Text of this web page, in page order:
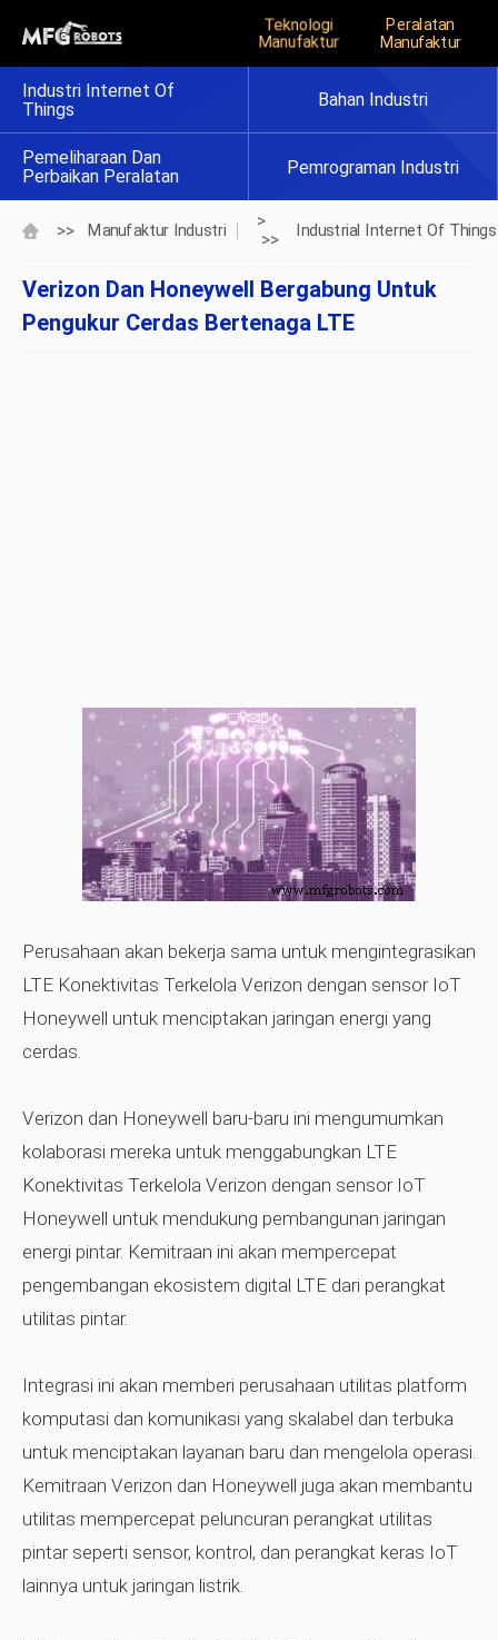
Teknologi
Manufaktur
Peralatan
Manufaktur
Industri Internet Of
Things
Bahan Industri
Pemeliharaan Dan
Perbaikan Peralatan
Pemrograman Industri
>> Manufaktur Industri
>
>>
Industrial Internet Of Things
Verizon Dan Honeywell Bergabung Untuk
Pengukur Cerdas Bertenaga LTE
Perusahaan akan bekerja sama untuk mengintegrasikan
LTE Konektivitas Terkelola Verizon dengan sensor IoT
Honeywell untuk menciptakan jaringan energi yang
cerdas.
Verizon dan Honeywell baru-baru ini mengumumkan
kolaborasi mereka untuk menggabungkan LTE
Konektivitas Terkelola Verizon dengan sensor IoT
Honeywell untuk mendukung pembangunan jaringan
energi pintar. Kemitraan ini akan mempercepat
pengembangan ekosistem digital LTE dari perangkat
utilitas pintar.
Integrasi ini akan memberi perusahaan utilitas platform
komputasi dan komunikasi yang skalabel dan terbuka
untuk menciptakan layanan baru dan mengelola operasi.
Kemitraan Verizon dan Honeywell juga akan membantu
utilitas mempercepat peluncuran perangkat utilitas
pintar seperti sensor, kontrol, dan perangkat keras IoT
lainnya untuk jaringan listrik.